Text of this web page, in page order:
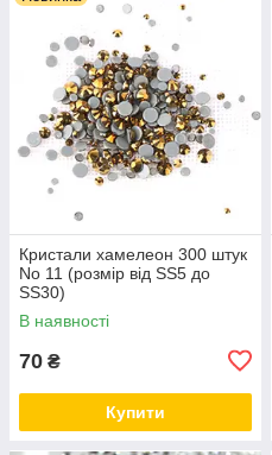
Кристали хамелеон 300 штук
No 11 (розмір від SS5 до
SS30)
В наявності
70 ₴
Купити